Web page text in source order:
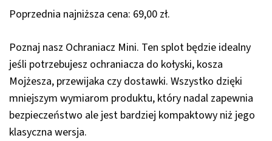
69,00 zł
do
153,00 zł
Poprzednia najniższa cena: 69,00 zł.
Poznaj nasz Ochraniacz Mini. Ten splot będzie idealny
jeśli potrzebujesz ochraniacza do kołyski, kosza
Mojżesza, przewijaka czy dostawki. Wszystko dzięki
mniejszym wymiarom produktu, który nadal zapewnia
bezpieczeństwo ale jest bardziej kompaktowy niż jego
klasyczna wersja.